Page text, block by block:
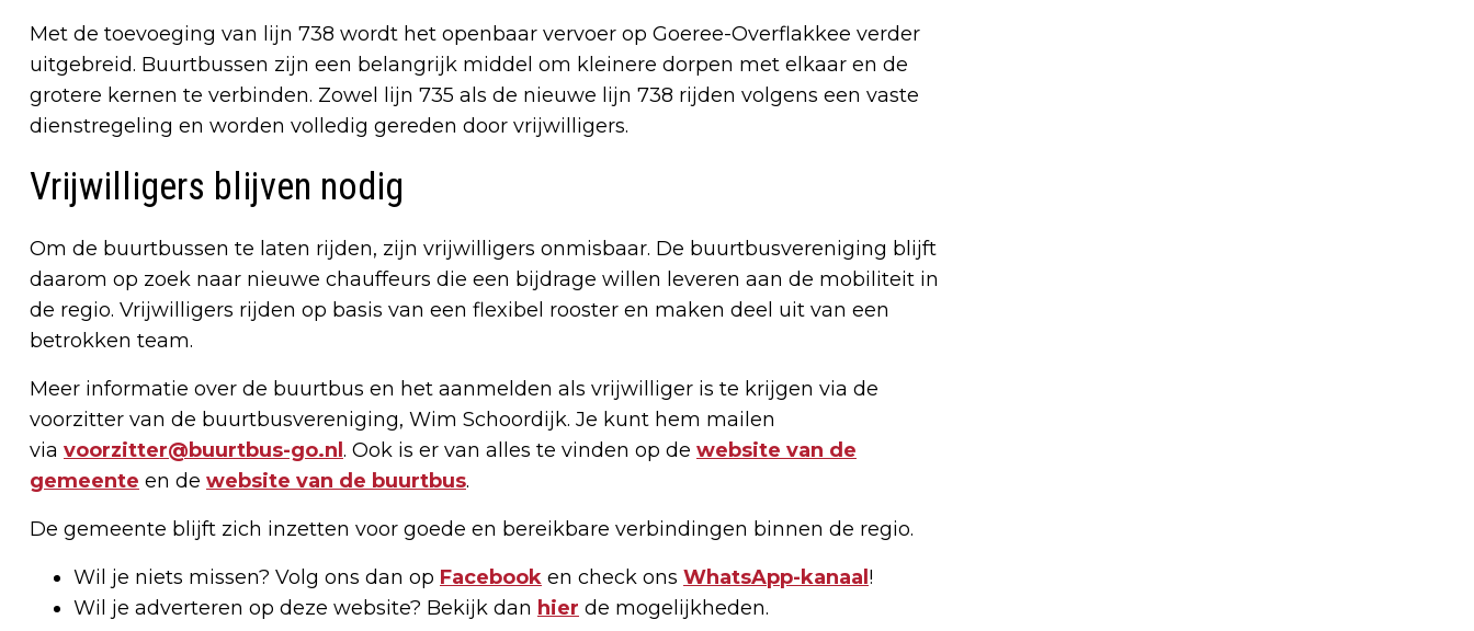
Met de toevoeging van lijn 738 wordt het openbaar vervoer op Goeree-Overflakkee verder
uitgebreid. Buurtbussen zijn een belangrijk middel om kleinere dorpen met elkaar en de
grotere kernen te verbinden. Zowel lijn 735 als de nieuwe lijn 738 rijden volgens een vaste
dienstregeling en worden volledig gereden door vrijwilligers.
Vrijwilligers blijven nodig
Om de buurtbussen te laten rijden, zijn vrijwilligers onmisbaar. De buurtbusvereniging blijft
daarom op zoek naar nieuwe chauffeurs die een bijdrage willen leveren aan de mobiliteit in
de regio. Vrijwilligers rijden op basis van een flexibel rooster en maken deel uit van een
betrokken team.
Meer informatie over de buurtbus en het aanmelden als vrijwilliger is te krijgen via de
voorzitter van de buurtbusvereniging, Wim Schoordijk. Je kunt hem mailen
via voorzitter@buurtbus-go.nl . Ook is er van alles te vinden op de website van de
gemeente en de website van de buurtbus.
De gemeente blijft zich inzetten voor goede en bereikbare verbindingen binnen de regio.
Wil je niets missen? Volg ons dan op Facebook en check ons WhatsApp-kanaal !
Wil je adverteren op deze website? Bekijk dan hier de mogelijkheden.